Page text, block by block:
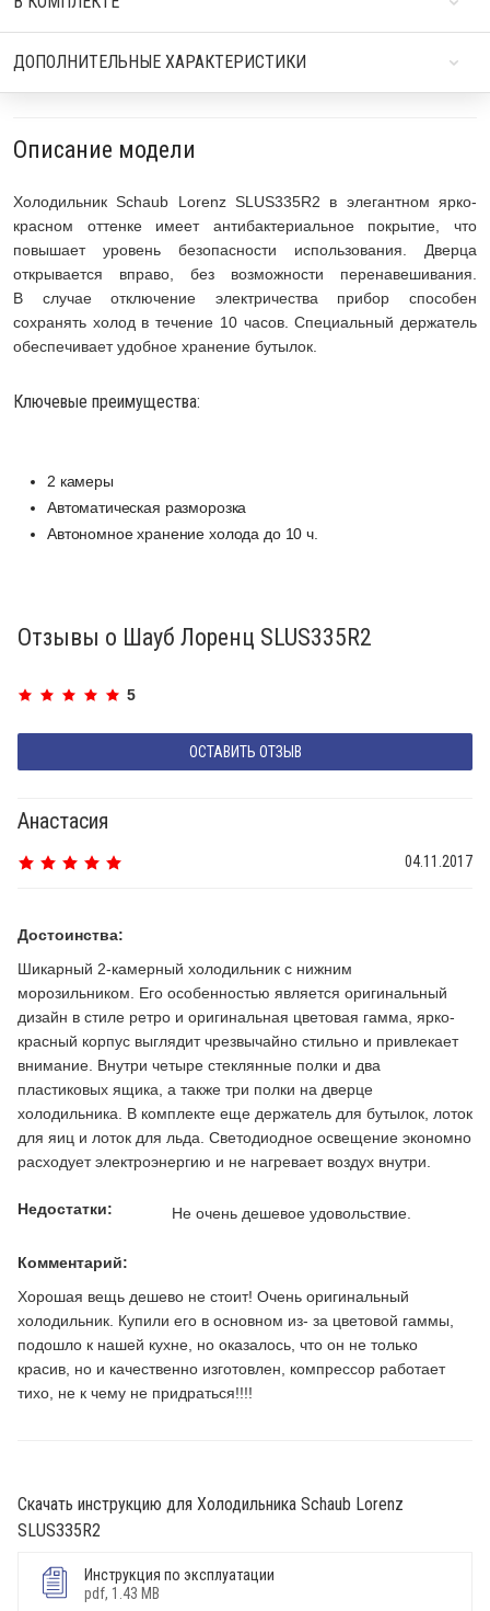
ДОПОЛНИТЕЛЬНЫЕ ХАРАКТЕРИСТИКИ
Описание модели
Холодильник Schaub Lorenz SLUS335R2 в элегантном ярко-
красном оттенке имеет антибактериальное покрытие, что
повышает уровень безопасности использования. Дверца
открывается вправо, без возможности перенавешивания.
В случае отключение электричества прибор способен
сохранять холод в течение 10 часов. Специальный держатель
обеспечивает удобное хранение бутылок.
Ключевые преимущества:
2 камеры
Автоматическая разморозка
Автономное хранение холода до 10 ч.
Отзывы о Шауб Лоренц SLUS335R2
ОСТАВИТЬ ОТЗЫВ
5
Анастасия
04.11.2017
Достоинства:
Шикарный 2-камерный холодильник с нижним
морозильником. Его особенностью является оригинальный
дизайн в стиле ретро и оригинальная цветовая гамма, ярко-
красный корпус выглядит чрезвычайно стильно и привлекает
внимание. Внутри четыре стеклянные полки и два
пластиковых ящика, а также три полки на дверце
холодильника. В комплекте еще держатель для бутылок, лоток
для яиц и лоток для льда. Светодиодное освещение экономно
расходует электроэнергию и не нагревает воздух внутри.
Недостатки: Не очень дешевое удовольствие.
Комментарий:
Хорошая вещь дешево не стоит! Очень оригинальный
холодильник. Купили его в основном из- за цветовой гаммы,
подошло к нашей кухне, но оказалось, что он не только
красив, но и качественно изготовлен, компрессор работает
тихо, не к чему не придраться!!!!
Скачать инструкцию для Холодильника Schaub Lorenz
SLUS335R2
Инструкция по эксплуатации
pdf, 1.43 MB